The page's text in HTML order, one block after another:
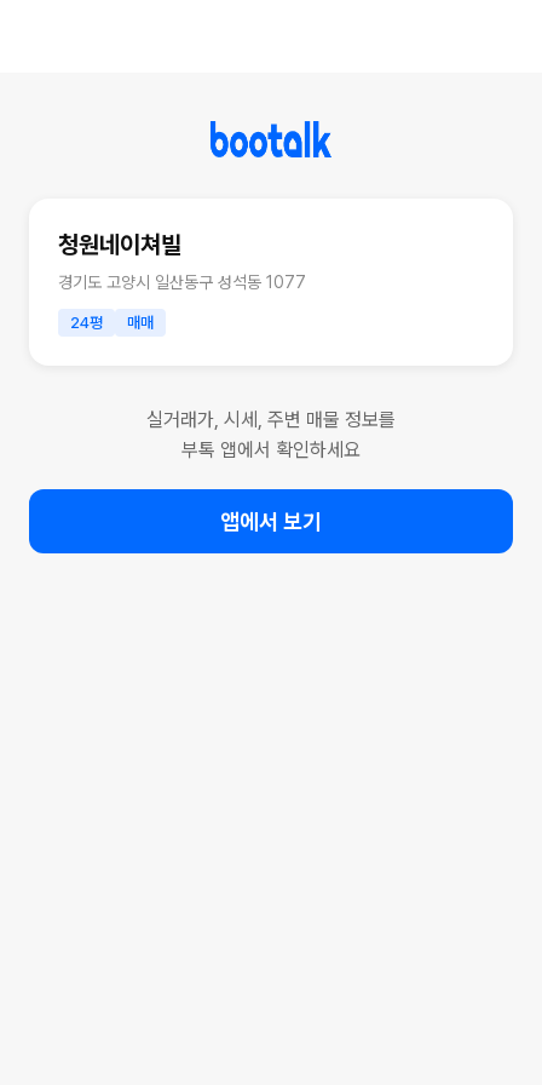
청원네이쳐빌
경기도 고양시 일산동구 성석동 1077
24평 매매
실거래가, 시세, 주변 매물 정보를
부톡 앱에서 확인하세요
앱에서 보기